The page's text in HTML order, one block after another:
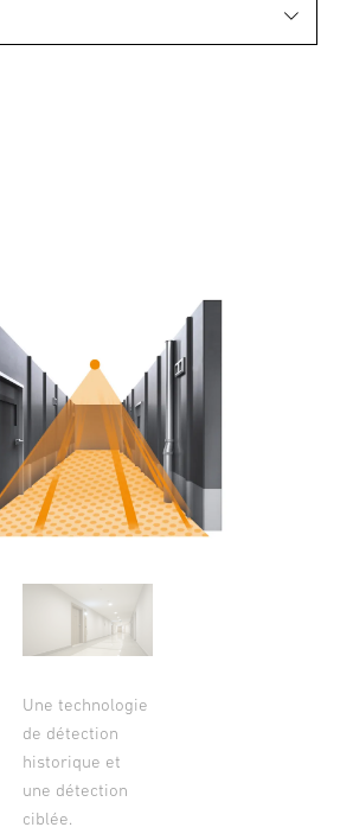
Une technologie
de détection
historique et
une détection
ciblée.